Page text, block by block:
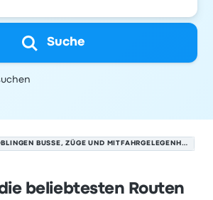
Suche
BÖBLINGEN BUSSE, ZÜGE UND MITFAHRGELEGENHEITEN.
beliebtesten Routen